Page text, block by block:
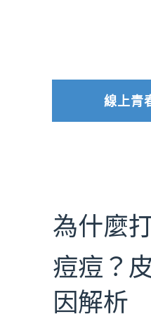
線上青
為什麼
痘痘？
因解析